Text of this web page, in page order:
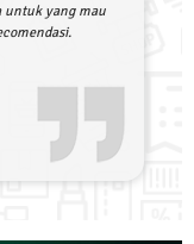
untuk yang mau